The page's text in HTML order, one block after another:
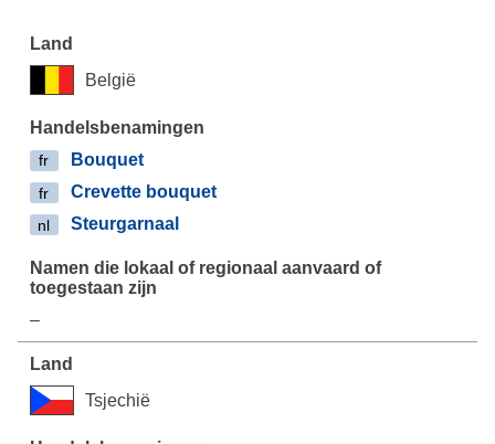
België
fr Bouquet
fr Crevette bouquet
nl Steurgarnaal
–
Tsjechië